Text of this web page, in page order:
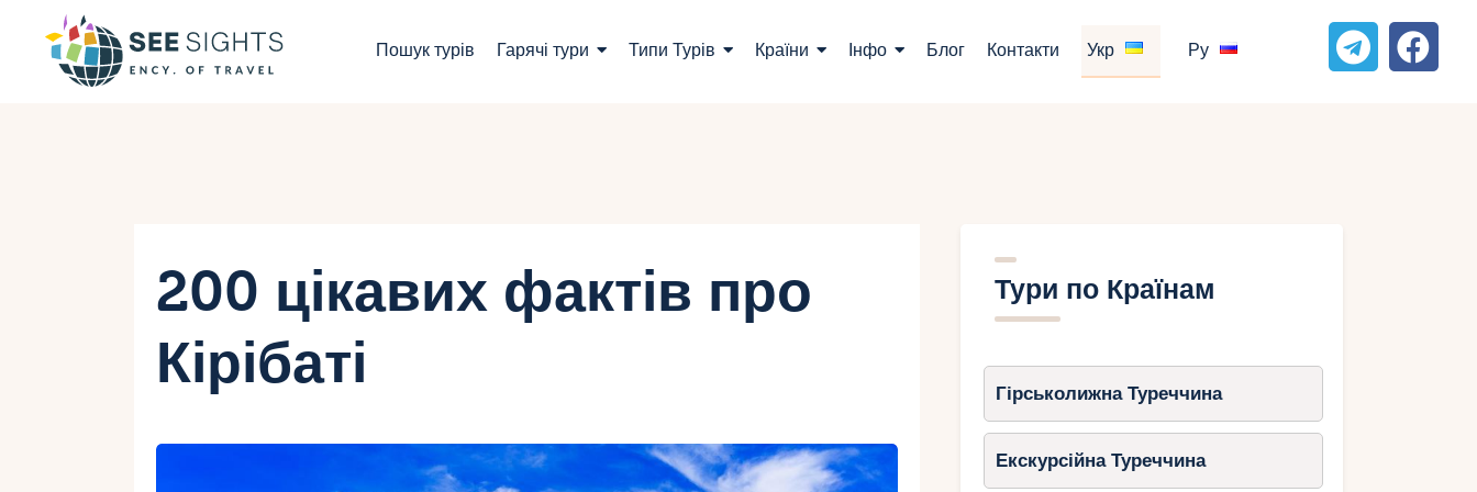
Пошук турів Гарячі тури Типи Турів Країни Інфо Блог Контакти Укр Ру
Інфо
Блог
Укр
200 цікавих фактів про
Кірібаті
Тури по Країнам
Гірськолижна Туреччина
Екскурсійна Туреччина